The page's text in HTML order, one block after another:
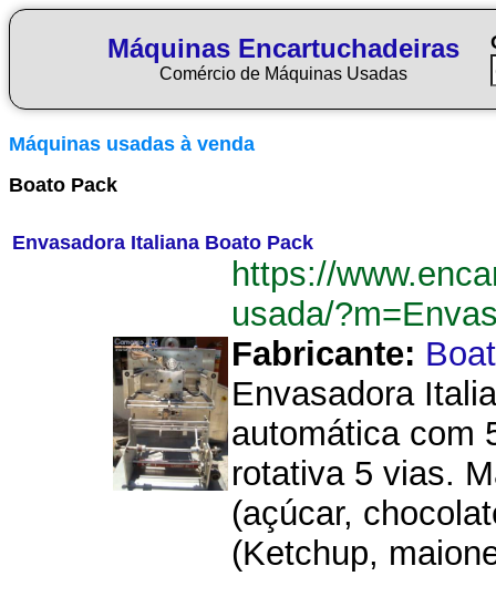
Máquinas Encartuchadeiras
Comércio de Máquinas Usadas
Máquinas usadas à venda
Boato Pack
Envasadora Italiana Boato Pack
https://
usada/
Fabricante:
Envasadora
automática com
rotativa 5 vias.
(açúcar,
(Ketchup,